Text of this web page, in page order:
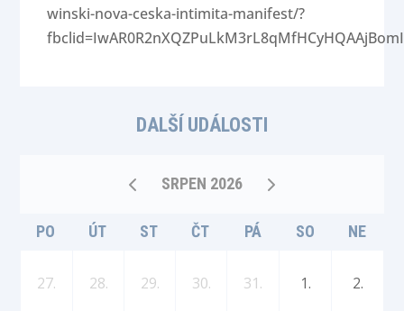
winski-nova-ceska-intimita-manifest/?
DALŠÍ UDÁLOSTI
SRPEN 2026
PO ÚT ST ČT PÁ SO NE
27. 28. 29. 30. 31. 1. 2.